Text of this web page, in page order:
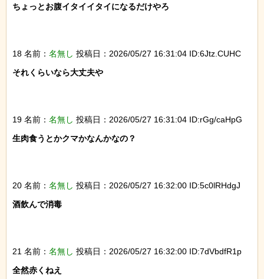
ちょっとお腹イタイイタイになるだけやろ
18 名前： 名無し 投稿日：2026/05/27 16:31:04 ID:6Jtz.CUHC
それくらいなら大丈夫や
19 名前： 名無し 投稿日：2026/05/27 16:31:04 ID:rGg/caHpG
生肉食うとかクマかなんかなの？
20 名前： 名無し 投稿日：2026/05/27 16:32:00 ID:5c0lRHdgJ
酒飲んで消毒
21 名前： 名無し 投稿日：2026/05/27 16:32:00 ID:7dVbdfR1p
全然赤くねえ